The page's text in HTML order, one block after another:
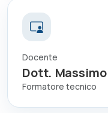
Docente
Dott.
Formatore tecnico